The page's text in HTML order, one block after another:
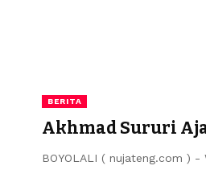
BERITA
Akhmad Sururi
BOYOLALI ( nujateng.com )